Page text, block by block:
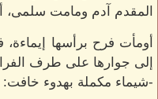
المقدم آدم ومامت سلمى،
أومأت فرح برأسها
إلى جوارها على طرف
-شيماء مكملة بهدوء خافت: